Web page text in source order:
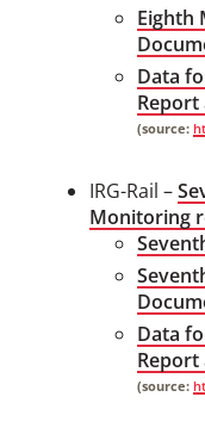
Eighth
Data
(source:
IRG-Rail –
Monitoring
Data
(source: